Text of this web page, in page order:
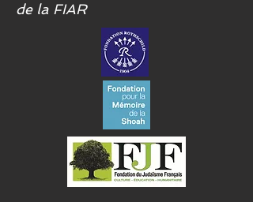
de la FIAR